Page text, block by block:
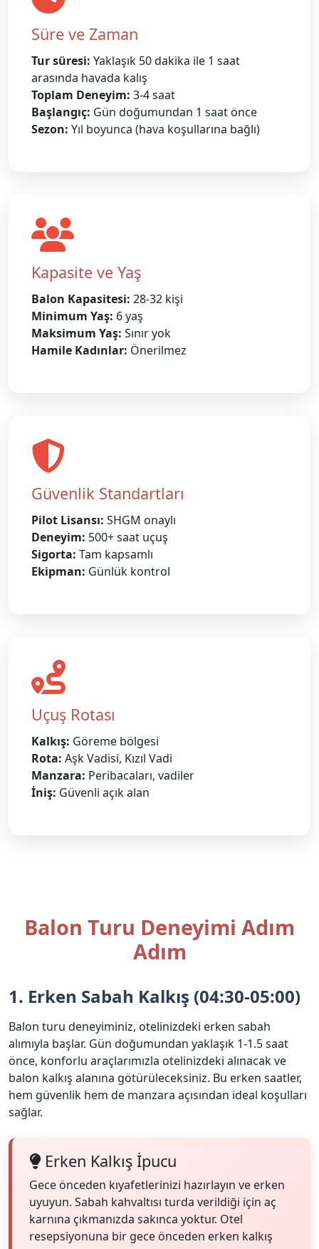
Süre ve Zaman
Tur süresi: Yaklaşık 50 dakika ile 1 saat
arasında havada kalış
Toplam Deneyim: 3-4 saat
Başlangıç: Gün doğumundan 1 saat önce
Sezon: Yıl boyunca (hava koşullarına bağlı)
Kapasite ve Yaş
Balon Kapasitesi: 28-32 kişi
Minimum Yaş: 6 yaş
Maksimum Yaş: Sınır yok
Hamile Kadınlar: Önerilmez
Güvenlik Standartları
Pilot Lisansı: SHGM onaylı
Deneyim: 500+ saat uçuş
Sigorta: Tam kapsamlı
Ekipman: Günlük kontrol
Uçuş Rotası
Kalkış: Göreme bölgesi
Rota: Aşk Vadisi, Kızıl Vadi
Manzara: Peribacaları, vadiler
İniş: Güvenli açık alan
Balon Turu Deneyimi Adım
Adım
1. Erken Sabah Kalkış (04:30-05:00)
Balon turu deneyiminiz, otelinizdeki erken sabah
alımıyla başlar. Gün doğumundan yaklaşık 1-1.5 saat
önce, konforlu araçlarımızla otelinizdeki alınacak ve
balon kalkış alanına götürüleceksiniz. Bu erken saatler,
hem güvenlik hem de manzara açısından ideal koşulları
sağlar.
Erken Kalkış İpucu
Gece önceden kıyafetlerinizi hazırlayın ve erken
uyuyun. Sabah kahvaltısı turda verildiği için aç
karnına çıkmanızda sakınca yoktur. Otel
resepsiyonuna bir gece önceden erken kalkış